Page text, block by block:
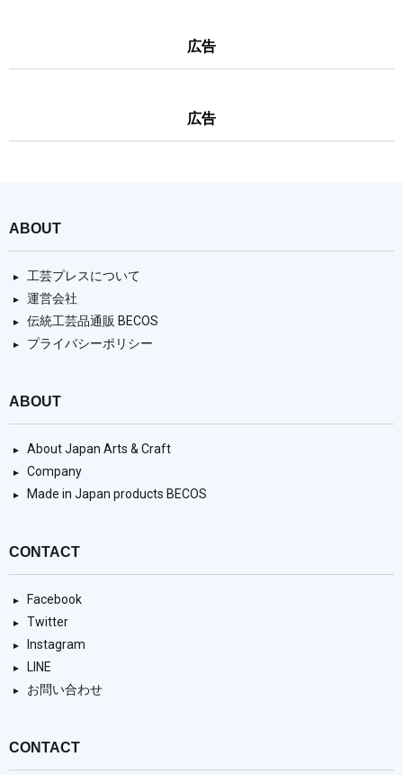
広告
広告
ABOUT
工芸プレスについて
運営会社
伝統工芸品通販 BECOS
プライバシーポリシー
ABOUT
About Japan Arts & Craft
Company
Made in Japan products BECOS
CONTACT
Facebook
Twitter
Instagram
LINE
お問い合わせ
CONTACT